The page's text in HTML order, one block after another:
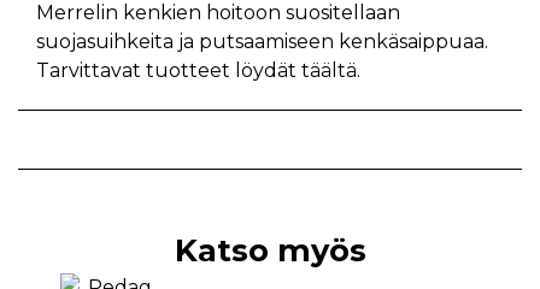
Merrelin kenkien hoitoon suositellaan
suojasuihkeita ja putsaamiseen kenkäsaippuaa.
Tarvittavat tuotteet löydät täältä.
Katso myös